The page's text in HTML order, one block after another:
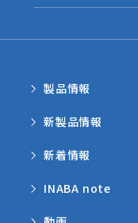
製品情報
新製品情報
新着情報
INABA note